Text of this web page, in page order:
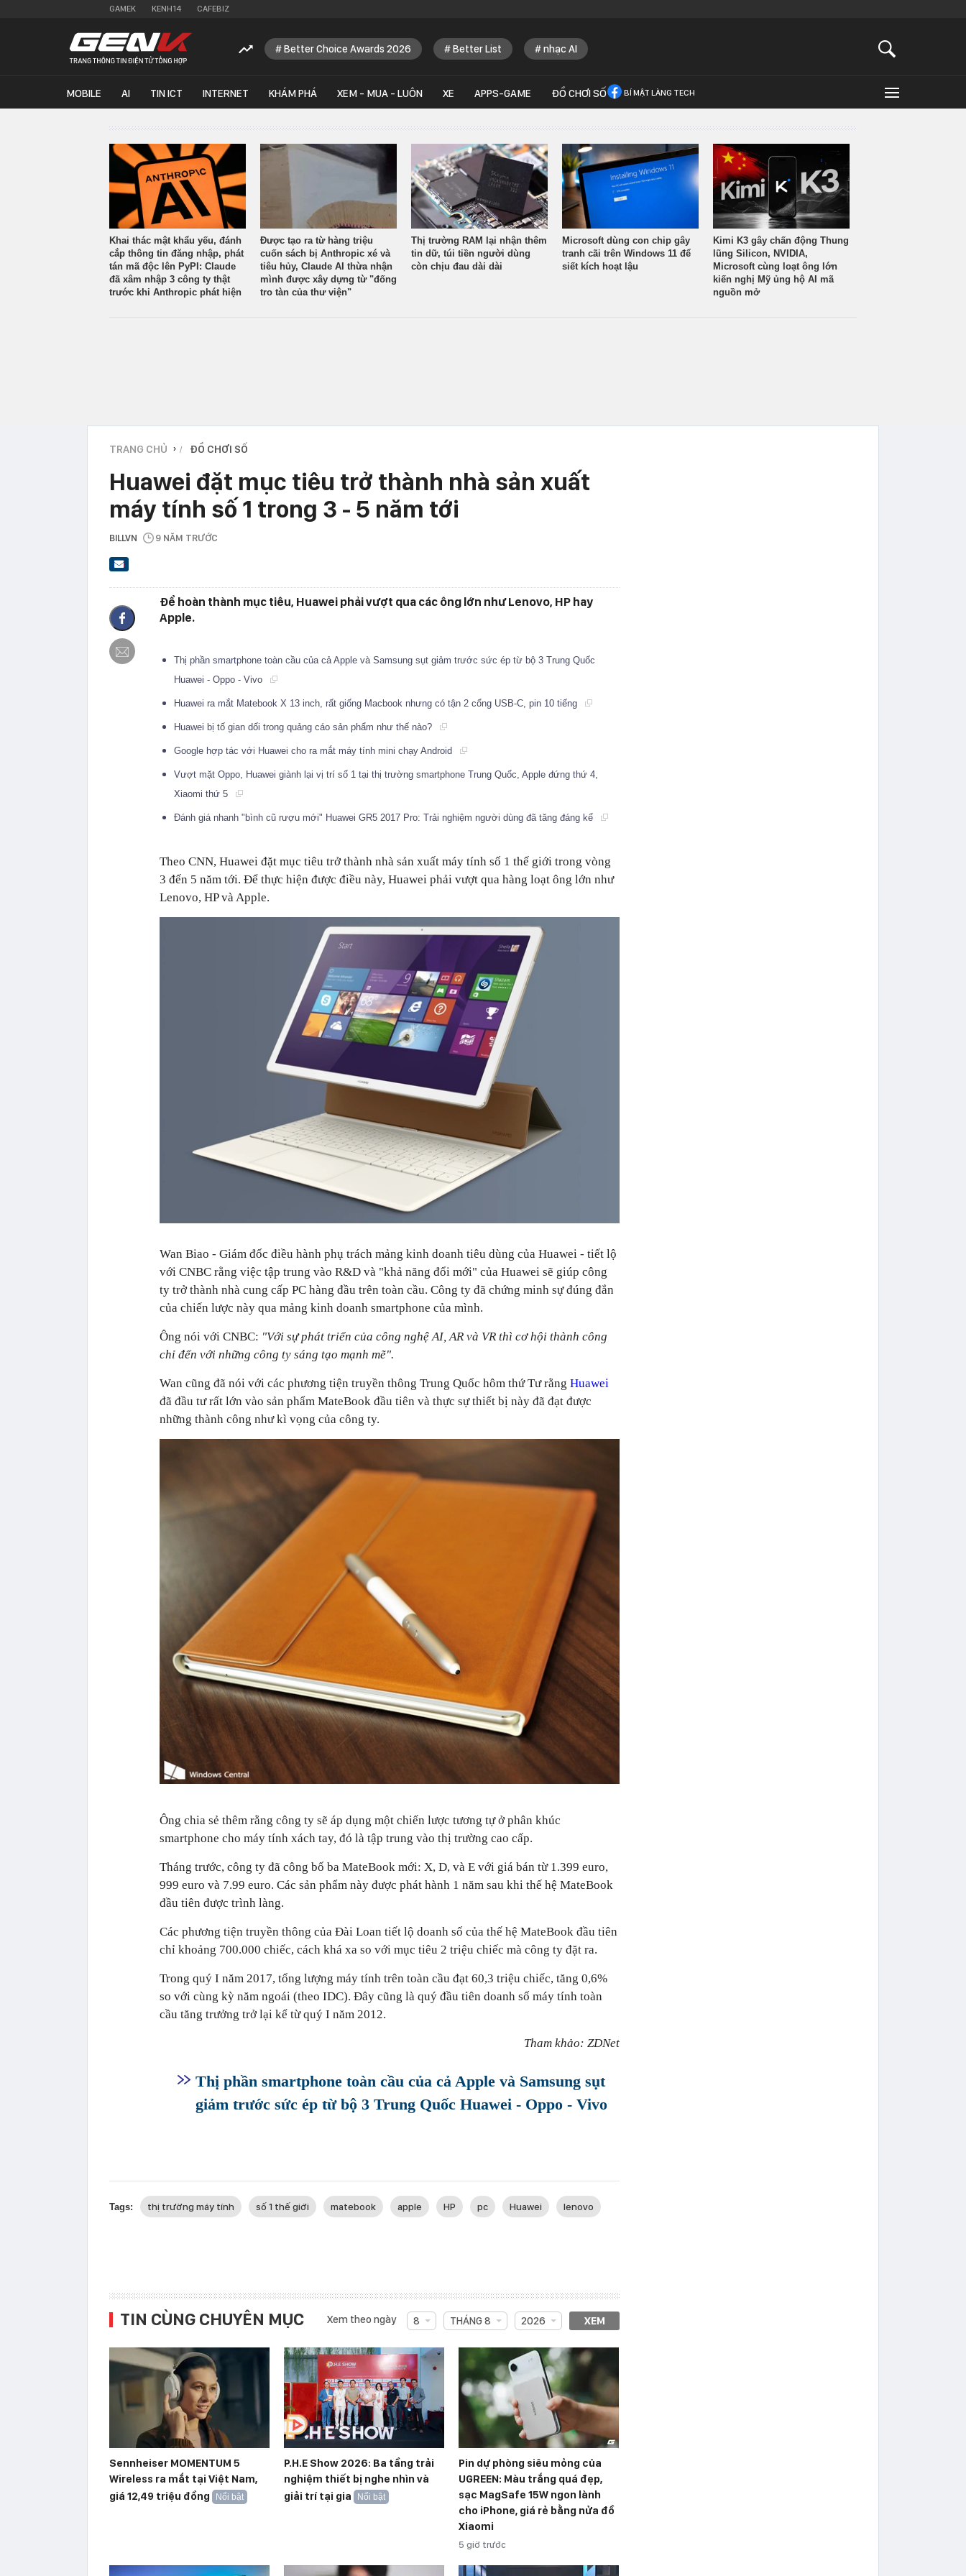
GAMEK KENH14 CAFEBIZ
Better Choice Awards 2026 Better List nhạc AI
MOBILE AI TIN ICT INTERNET KHÁM PHÁ XEM - MUA - LUÔN XE APPS-GAME ĐỒ CHƠI SỐ BÍ MẬT LÀNG TECH
Khai thác mật khẩu yếu, đánh
cắp thông tin đăng nhập, phát
tán mã độc lên PyPI: Claude
đã xâm nhập 3 công ty thật
trước khi Anthropic phát hiện
Được tạo ra từ hàng triệu
cuốn sách bị Anthropic xé và
tiêu hủy, Claude AI thừa nhận
mình được xây dựng từ "đống
tro tàn của thư viện"
Thị trường RAM lại nhận thêm
tin dữ, túi tiền người dùng
còn chịu đau dài dài
Microsoft dùng con chip gây
tranh cãi trên Windows 11 để
siết kích hoạt lậu
Kimi K3 gây chấn động Thung
lũng Silicon, NVIDIA,
Microsoft cùng loạt ông lớn
kiến nghị Mỹ ủng hộ AI mã
nguồn mở
TRANG CHỦ › ĐỒ CHƠI SỐ
Huawei đặt mục tiêu trở thành nhà sản xuất
máy tính số 1 trong 3 - 5 năm tới
BILLVN 9 NĂM TRƯỚC
Để hoàn thành mục tiêu, Huawei phải vượt qua các ông lớn như Lenovo, HP hay
Apple.
Thị phần smartphone toàn cầu của cả Apple và Samsung sụt giảm trước sức ép từ bộ 3 Trung Quốc
Huawei - Oppo - Vivo
Huawei ra mắt Matebook X 13 inch, rất giống Macbook nhưng có tận 2 cổng USB-C, pin 10 tiếng
Huawei bị tố gian dối trong quảng cáo sản phẩm như thế nào?
Google hợp tác với Huawei cho ra mắt máy tính mini chạy Android
Vượt mặt Oppo, Huawei giành lại vị trí số 1 tại thị trường smartphone Trung Quốc, Apple đứng thứ 4,
Xiaomi thứ 5
Đánh giá nhanh "bình cũ rượu mới" Huawei GR5 2017 Pro: Trải nghiệm người dùng đã tăng đáng kể
Theo CNN, Huawei đặt mục tiêu trở thành nhà sản xuất máy tính số 1 thế giới trong vòng
3 đến 5 năm tới. Để thực hiện được điều này, Huawei phải vượt qua hàng loạt ông lớn như
Lenovo, HP và Apple.
Wan Biao - Giám đốc điều hành phụ trách mảng kinh doanh tiêu dùng của Huawei - tiết lộ
với CNBC rằng việc tập trung vào R&D và "khả năng đổi mới" của Huawei sẽ giúp công
ty trở thành nhà cung cấp PC hàng đầu trên toàn cầu. Công ty đã chứng minh sự đúng đắn
của chiến lược này qua mảng kinh doanh smartphone của mình.
Ông nói với CNBC: "Với sự phát triển của công nghệ AI, AR và VR thì cơ hội thành công
chỉ đến với những công ty sáng tạo mạnh mẽ".
Wan cũng đã nói với các phương tiện truyền thông Trung Quốc hôm thứ Tư rằng Huawei
đã đầu tư rất lớn vào sản phẩm MateBook đầu tiên và thực sự thiết bị này đã đạt được
những thành công như kì vọng của công ty.
Ông chia sẻ thêm rằng công ty sẽ áp dụng một chiến lược tương tự ở phân khúc
smartphone cho máy tính xách tay, đó là tập trung vào thị trường cao cấp.
Tháng trước, công ty đã công bố ba MateBook mới: X, D, và E với giá bán từ 1.399 euro,
999 euro và 7.99 euro. Các sản phẩm này được phát hành 1 năm sau khi thế hệ MateBook
đầu tiên được trình làng.
Các phương tiện truyền thông của Đài Loan tiết lộ doanh số của thế hệ MateBook đầu tiên
chỉ khoảng 700.000 chiếc, cách khá xa so với mục tiêu 2 triệu chiếc mà công ty đặt ra.
Trong quý I năm 2017, tổng lượng máy tính trên toàn cầu đạt 60,3 triệu chiếc, tăng 0,6%
so với cùng kỳ năm ngoái (theo IDC). Đây cũng là quý đầu tiên doanh số máy tính toàn
cầu tăng trưởng trở lại kể từ quý I năm 2012.
Tham khảo: ZDNet
Thị phần smartphone toàn cầu của cả Apple và Samsung sụt
giảm trước sức ép từ bộ 3 Trung Quốc Huawei - Oppo - Vivo
Tags: thị trường máy tính số 1 thế giới matebook apple HP pc Huawei lenovo
TIN CÙNG CHUYÊN MỤC Xem theo ngày 8 THÁNG 8 2026 XEM
Sennheiser MOMENTUM 5
Wireless ra mắt tại Việt Nam,
giá 12,49 triệu đồng
Nổi bật
P.H.E Show 2026: Ba tầng trải
nghiệm thiết bị nghe nhìn và
giải trí tại gia
Nổi bật
Pin dự phòng siêu mỏng của
UGREEN: Màu trắng quá đẹp,
sạc MagSafe 15W ngon lành
cho iPhone, giá rẻ bằng nửa đồ
Xiaomi
5 giờ trước